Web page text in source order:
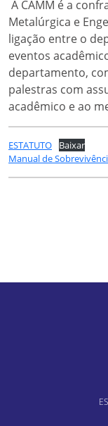
A CAMM é a
Metalúrgica e
ligação entre o
eventos
departamento,
palestras com
acadêmico e ao
ESTATUTO
Baixar
Manual de